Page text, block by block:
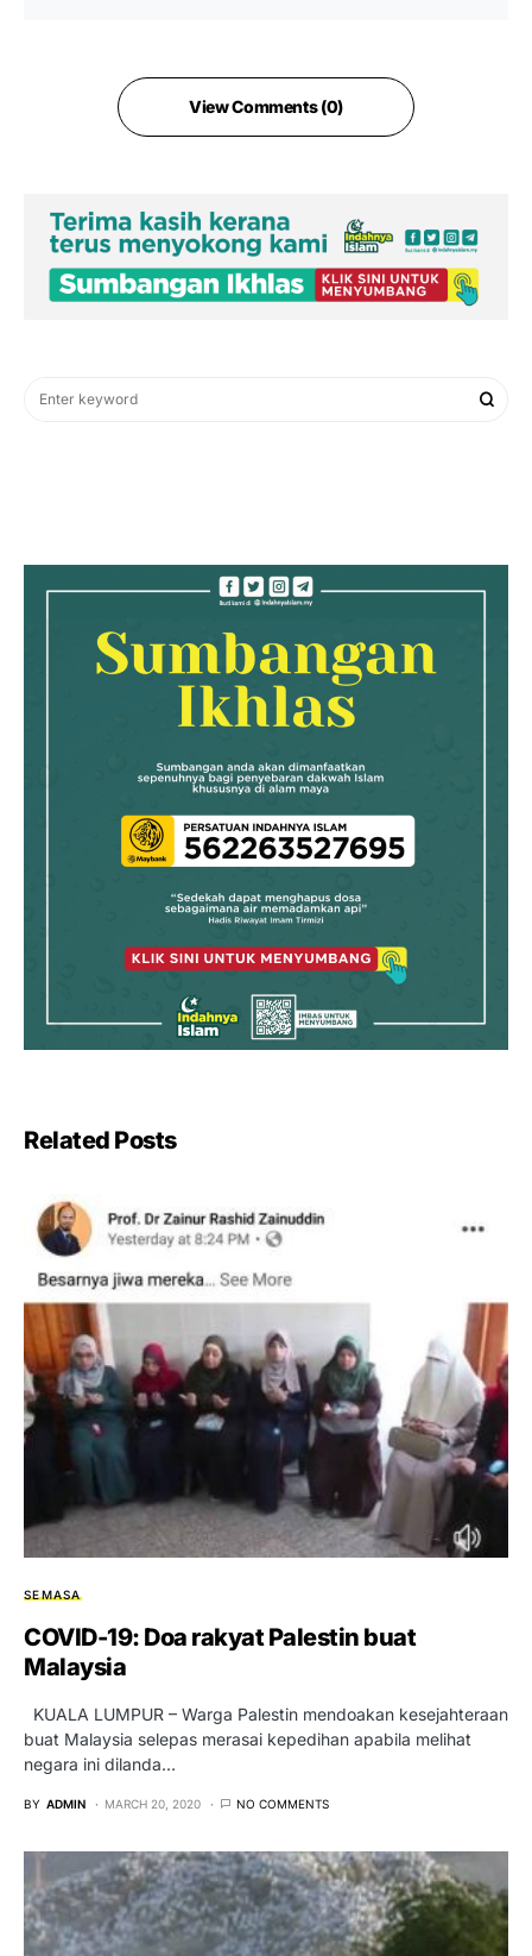
View Comments (0)
Related Posts
SEMASA
COVID-19: Doa rakyat Palestin buat
Malaysia
KUALA LUMPUR – Warga Palestin mendoakan kesejahteraan
buat Malaysia selepas merasai kepedihan apabila melihat
negara ini dilanda…
BY ADMIN MARCH 20, 2020 NO COMMENTS